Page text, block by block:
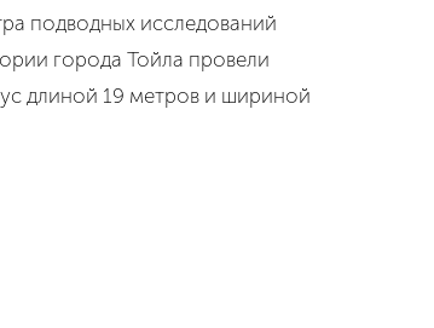
подводных исследований
города Тойла провели
длиной 19 метров и шириной